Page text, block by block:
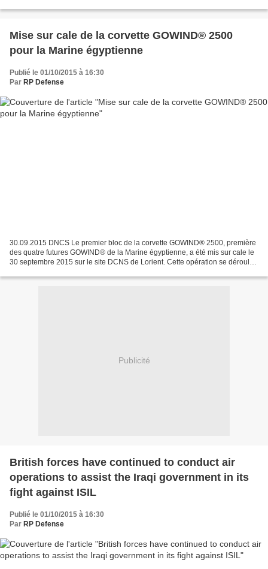
Mise sur cale de la corvette GOWIND® 2500
pour la Marine égyptienne
Publié le 01/10/2015 à 16:30
Par RP Defense
30.09.2015 DNCS Le premier bloc de la corvette GOWIND® 2500, première
des quatre futures GOWIND® de la Marine égyptienne, a été mis sur cale le
30 septembre 2015 sur le site DCNS de Lorient. Cette opération se déroule
Publicité
British forces have continued to conduct air
operations to assist the Iraqi government in its
fight against ISIL
Publié le 01/10/2015 à 16:30
Par RP Defense